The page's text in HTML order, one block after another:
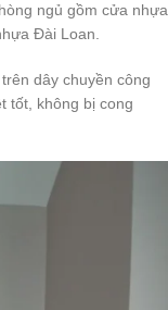
ngủ gồm cửa nhựa
Đài Loan.
dây chuyền công
tốt, không bị cong